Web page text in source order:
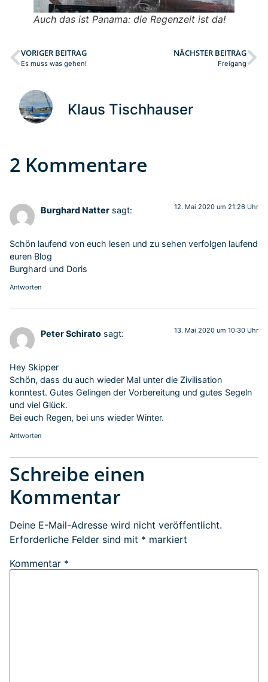
Auch das ist Panama: die Regenzeit ist da!
VORIGER BEITRAG
Es muss was gehen!
NÄCHSTER BEITRAG
Freigang
Klaus Tischhauser
2 Kommentare
Burghard Natter sagt: 12. Mai 2020 um 21:26 Uhr
Schön laufend von euch lesen und zu sehen verfolgen laufend
euren Blog
Burghard und Doris
Antworten
Peter Schirato sagt: 13. Mai 2020 um 10:30 Uhr
Hey Skipper
Schön, dass du auch wieder Mal unter die Zivilisation
konntest. Gutes Gelingen der Vorbereitung und gutes Segeln
und viel Glück.
Bei euch Regen, bei uns wieder Winter.
Antworten
Schreibe einen
Kommentar
Deine E-Mail-Adresse wird nicht veröffentlicht.
Erforderliche Felder sind mit * markiert
Kommentar *